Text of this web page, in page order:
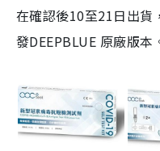
在確認後10至21日出貨
發DEEPBLUE 原廠版本